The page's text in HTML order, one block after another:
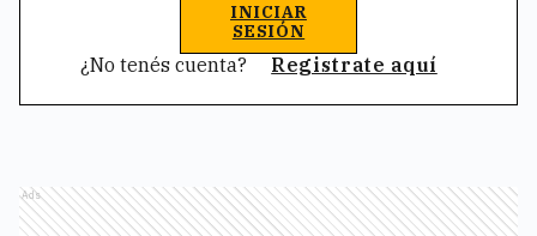
INICIAR
SESIÓN
¿No tenés cuenta? Registrate aquí
Ads